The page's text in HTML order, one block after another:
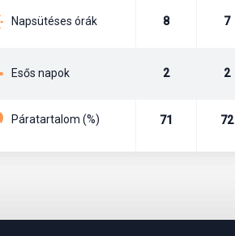
Napsütéses órák 8 7
Esős napok 2 2
Páratartalom (%) 71 72